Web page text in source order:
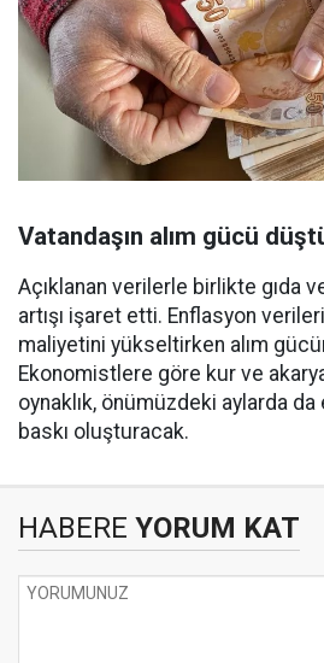
Vatandaşın alım gücü
Açıklanan verilerle birlikte gıda
artışı işaret etti. Enflasyon
maliyetini yükseltirken alım
Ekonomistlere göre kur ve
oynaklık, önümüzdeki aylarda
baskı oluşturacak.
HABERE YORUM KAT